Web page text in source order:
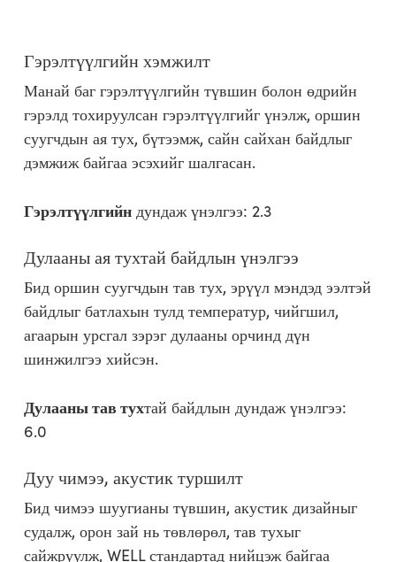
Гэрэлтүүлгийн хэмжилт
Манай баг гэрэлтүүлгийн түвшин болон өдрийн
гэрэлд тохируулсан гэрэлтүүлгийг үнэлж, оршин
суугчдын ая тух, бүтээмж, сайн сайхан байдлыг
дэмжиж байгаа эсэхийг шалгасан.
Гэрэлтүүлгийндундаж үнэлгээ: 2.3
Дулааны ая тухтай байдлын үнэлгээ
Бид оршин суугчдын тав тух, эрүүл мэндэд ээлтэй
байдлыг батлахын тулд температур, чийгшил,
агаарын урсгал зэрэг дулааны орчинд дүн
шинжилгээ хийсэн.
Дулааны тав тухтай байдлын дундаж үнэлгээ:
6.0
Дуу чимээ, акустик туршилт
Бид чимээ шуугианы түвшин, акустик дизайныг
судалж, орон зай нь төвлөрөл, тав тухыг
сайжруулж, WELL стандартад нийцэж байгаа